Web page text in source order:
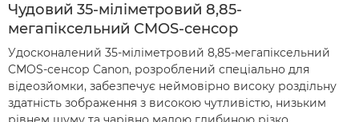
Чудовий 35-міліметровий 8,85-
мегапіксельний CMOS-сенсор
Удосконалений 35-міліметровий 8,85-мегапіксельний
CMOS-сенсор Canon, розроблений спеціально для
відеозйомки, забезпечує неймовірно високу роздільну
здатність зображення з високою чутливістю, низьким